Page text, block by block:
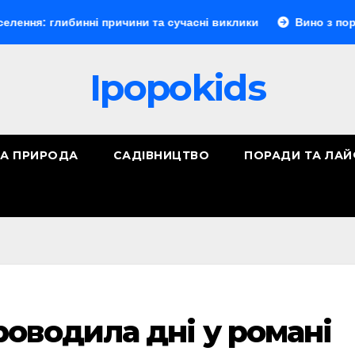
причини та сучасні виклики Вино з порічок:
Ipopokids
ПРИРОДА САДІВНИЦТВО ПОРАДИ ТА
дні у романі